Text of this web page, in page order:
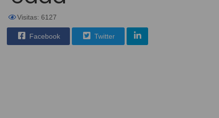
Visitas: 6127
Facebook Twitter